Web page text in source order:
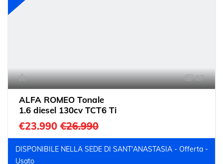
17
ALFA ROMEO Tonale
1.6 diesel 130cv TCT6 Ti
€23.990 €26.990
DISPONIBILE NELLA SEDE DI SANT'ANASTASIA - Offerta -
Usato